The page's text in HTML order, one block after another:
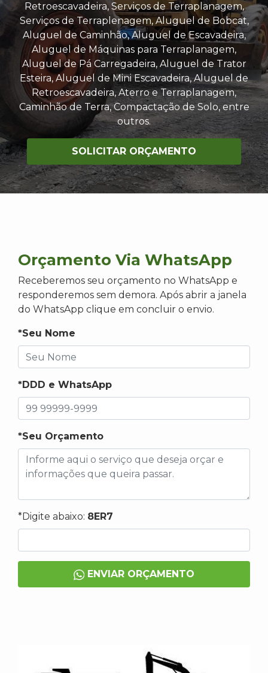
Retroescavadeira, Serviços de Terraplanagem,
Serviços de Terraplenagem, Aluguel de Bobcat,
Aluguel de Caminhão, Aluguel de Escavadeira,
Aluguel de Máquinas para Terraplanagem,
Aluguel de Pá Carregadeira, Aluguel de Trator
Esteira, Aluguel de Mini Escavadeira, Aluguel de
Retroescavadeira, Aterro e Terraplanagem,
Caminhão de Terra, Compactação de Solo, entre
outros.
SOLICITAR ORÇAMENTO
Orçamento Via WhatsApp
Receberemos seu orçamento no WhatsApp e
responderemos sem demora. Após abrir a janela
do WhatsApp clique em concluir o envio.
*Seu Nome
*DDD e WhatsApp
*Seu Orçamento
*Digite abaixo: 8ER7
ENVIAR ORÇAMENTO